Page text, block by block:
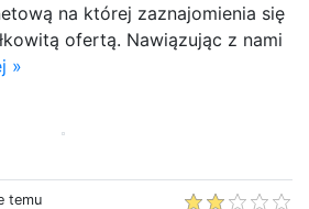
na której zaznajomienia się
ofertą. Nawiązując z nami
»
temu